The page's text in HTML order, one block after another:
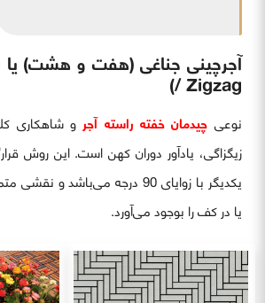
/ Zigzag)
نوعی چیدمان خفته راسته آجرو شاهکاری
زیگزاگی، یادآور دوران کهن است. این روش
یکدیگر با زوایای 90 درجه می‌باشد
یا در کف را بوجود می‌آورد.